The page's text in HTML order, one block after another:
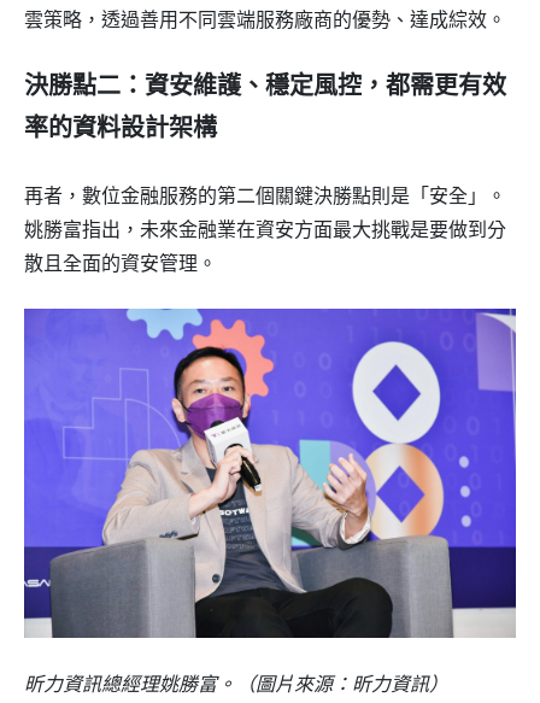
雲策略，透過善用不同雲端服務廠商的優勢、達成綜效。
決勝點二：資安維護、穩定風控，都需更有效
率的資料設計架構
再者，數位金融服務的第二個關鍵決勝點則是「安全」。
姚勝富指出，未來金融業在資安方面最大挑戰是要做到分
散且全面的資安管理。
昕力資訊總經理姚勝富。（圖片來源：昕力資訊）